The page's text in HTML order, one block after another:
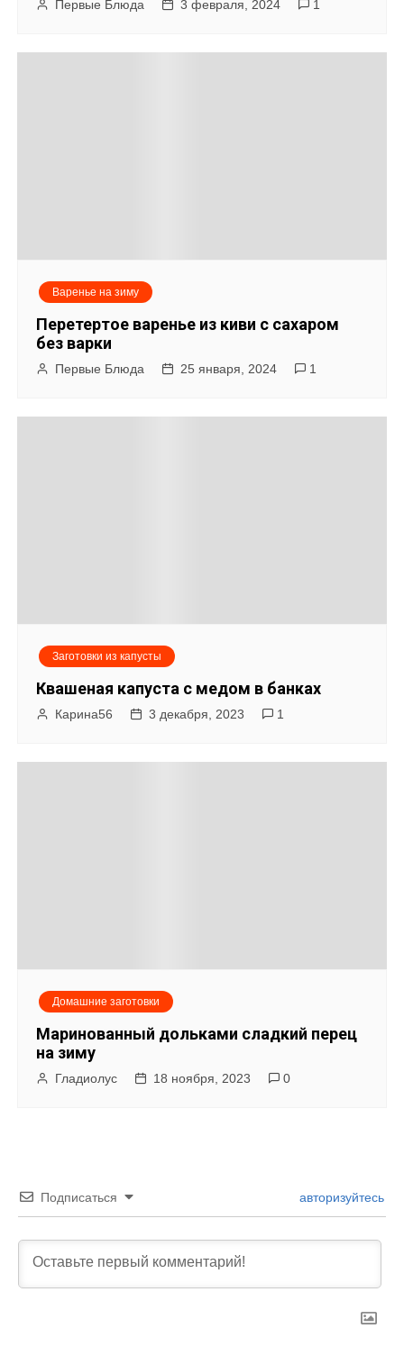
Первые Блюда 3 февраля, 2024 1
Варенье на зиму
Перетертое варенье из киви с сахаром
без варки
Первые Блюда 25 января, 2024 1
Заготовки из капусты
Квашеная капуста с медом в банках
Карина56 3 декабря, 2023 1
Домашние заготовки
Маринованный дольками сладкий перец
на зиму
Гладиолус 18 ноября, 2023 0
Подписаться авторизуйтесь